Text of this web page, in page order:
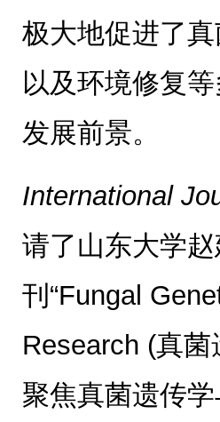
极大地促进了
以及环境修复
发展前景。
International
请了山东大学
刊“Fungal
Research (真
聚焦真菌遗传